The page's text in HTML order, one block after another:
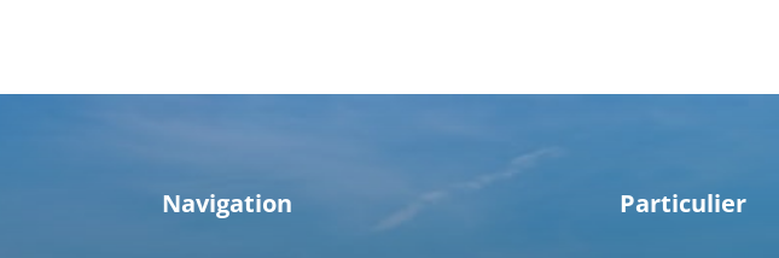
Navigation Particulier